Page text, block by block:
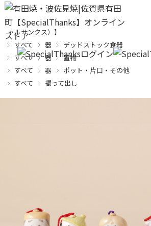
産直！有田焼、波佐見焼オンラインショップ【
ャルサンクス）】
すべて
器
デッドストック食器
すべて
器
置物
すべて
器
ポット・片口・その他
すべて
撮って出し